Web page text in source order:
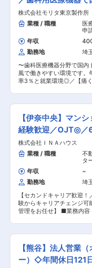
る業務
た営業スタイル ・裁量を持
ロールできるため、調整力
境 ・「売って終わり」で
任を持つため、成果が見
を代表する大手メーカーが
規模ともに安心感あり 当社の仕事は幅広く、同じ
ことの繰り返しがほとんど
い内容の案件にチャレンジ
でできることは自社でもで
ざまな案件に取り組んでい
・埼玉工場：男性3名（60
ほとんどのメンバーが未経
ストラクター、家具メー
さまざまです。
場で活躍する姿を見ること
りの醍醐味と確かな達成感
務詳細＞ ・省人化・無人
発、立ち上げ、保守含む)
を上げる為の改善設計 ・現
単な生産設備のメンテナン
し) ＜まずおまかせする業
計等をおまかせします（※
ただく可能性がございます
いつでも先輩社員に聞ける
てもくもくと設計をすると
の行き来も多く、現場の意
ねるごとに裁量が増え強
ます。 ■配属部署について 上尾工場 約30人／
生産技術部 生産技術室(11
堅すぎずフランクな雰囲気
すいです ■就業環境 ・月平均残業は20H程度で
す ・空調が効いており快適です ■魅力
から徒歩4分・電車通勤／
す。 ・年休123日でプライ
とができます。 ■中途入社事例：機械保全のご経
験をお持ちの方がご入社さ
す。工場全体としても中
す。 ■同社について 国内および海外約70ヶ国で
事業展開するYKKグループ
います。創業以来、「メイ
（日本品質）」を徹底し、
たちは、環境に配慮した
し、社会貢献を果たすこと
更の範囲：会社の定める業
株式会社モリタ東京製作所
業種 / 職種
医
申
年収
勤務地
埼
〜歯科医療機器分野で国内
風で働きやすい環境です。
率3％と就業環境◎／【痛
機器の分野で日本一のシェ
【新医療機器薬事申請業務
連業務】をお任せします
品の薬事登録業務（新製品
輸出に関する海外薬事申請
療機器QMSの社内運用の実
証期間との業務調整など ■
部技術管理課は5名が在籍
魅力： 埼玉県が認定してい
業として最上位のプラチナ
康経営優良方針ネクスト
ど、働き方が整っておりま
100年超の老舗企業/グロー
業界の市場規模は4兆円と
率は約3.0%／年、景気の
市場と言え、売上高・収益
同社は在宅医療のニーズ
問歯科医療」ができる機
ており、今後のライフスタ
【伊奈中央】マン
経験歓迎／OJT◎／
5H
株式会社ＩＮＡハウス
業種 / 職種
不
タ
年収
~
勤務地
埼
【セカンドキャリア歓迎
験からキャリアチェンジ可
管理をお任せ】 ■業務内容： アパート・マンシ
黙々と作業をするのが得意
事です。 ＜具体的には＞
ンの共用部清掃や駐車場
布） ・太陽光発電所の草
り機を使用） ・入退去時
【熊谷】法人営業
ー）◇年間休日121